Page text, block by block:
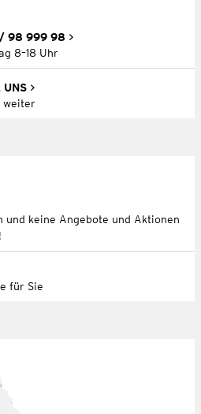
98 999 98
8–18 Uhr
UNS
weiter
und keine Angebote und Aktionen
für Sie